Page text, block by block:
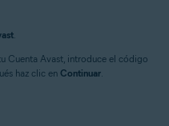
Cuenta Avast, introduce el código
haz clic en Continuar